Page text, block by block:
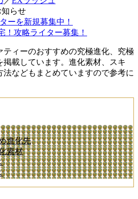
知らせ
ーを新規募集中！
！攻略ライター募集！
ティーのおすすめの究極進化、究極
載しています。進化素材、スキ
法などもまとめていますので参考に
進化先
素材